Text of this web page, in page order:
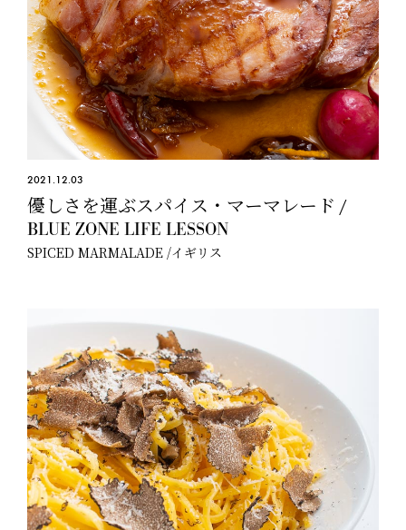
2021.12.03
優しさを運ぶスパイス・マーマレード /
BLUE ZONE LIFE LESSON
SPICED MARMALADE /イギリス